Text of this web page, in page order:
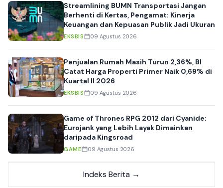
Streamlining BUMN Transportasi Jangan
Berhenti di Kertas, Pengamat: Kinerja
Keuangan dan Kepuasan Publik Jadi Ukuran
EKSBIS 09 Agustus 2026
Penjualan Rumah Masih Turun 2,36%, BI
Catat Harga Properti Primer Naik 0,69% di
Kuartal II 2026
EKSBIS 09 Agustus 2026
Game of Thrones RPG 2012 dari Cyanide:
Eurojank yang Lebih Layak Dimainkan
daripada Kingsroad
GAME 09 Agustus 2026
Indeks Berita →